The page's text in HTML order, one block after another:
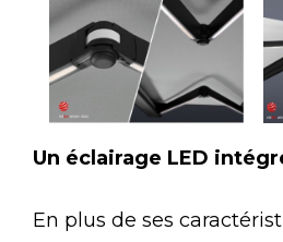
Un éclairage LED
En plus de ses